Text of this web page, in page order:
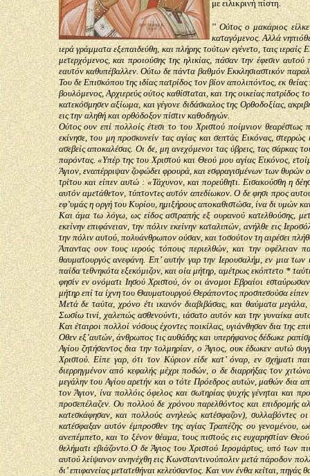
με ειλικρινή πίστη.
'' Ούτος ο μακάριος
καταγόμενος. Αλλά
ιερά γράμματα εξεπαιδεύθη, και πλήρης τούτων εγένετο, ταις
μετερχόμενος, και προιούσης της ηλικίας, πάσαν την έφεσιν
εαυτόν καθυπέβαλλεν. Ούτω δε πάντα βαθμόν Εκκλησιαστικόν
Του δε Επισκόπου της ιδίας πατρίδος τον βίον απολιπόντος, εκ
βουλόμενος, Αρχιερεύς ούτος καθίσταται, και της οικείας πατρίδος
κατεκόσμησεν αξίωμα, και γέγονε διδάσκαλος της Ορθοδοξίας,
εις την αληθή και ορθόδοξον πίστιν καθοδηγών.
Ούτος ουν επί πολλοίς έτεσι το του Χριστού ποίμνιον
εκίνησε, του μη προσκυνείν τας αγίας και σεπτάς Εικόνας,
ασεβείς αποκαλέσας. Οι δε, μη ανεχόμενοι τας ύβρεις, τας σάρκας
παρόντας. «Υπέρ της του Χριστού και Θεού μου αγίας Εικόνος,
Άγιον, εναπέρριψαν ζοφώδει φρουρά, και εσφραγισμένων των θυρών
τρίτου και είπεν αυτώ : «Τάχυνον, και πορεύθητι. Εισακούσθη η
αυτόν αμετάθετον, τύπτοντες αυτόν απεδίωκον. Ο δε φησι προς
εφ’υμάς η οργή του Κυρίου, ημιξήρους αποκαθιστώσα, ίνα δι υμών
Και άμα τω λόγω, ως είδος αστραπής εξ ουρανού κατελθούσης,
εκείνην επιφάνειαν, την πόλιν εκείνην καταλιπών, ανήλθε εις
την πόλιν αυτού, πολυάνθρωπον ούσαν, και τοσούτον τη αιρέσει
Άπαντας ουν τους ιερούς τόπους περιελθών, και την οφέλειαν
θαυματουργός ανεφάνη. Επ’ αυτήν γαρ την Ιερουσαλήμ, εν μια
παίδα τεθνηκότα εξεκόμιζον, και οία μήτηρ, αμέτρως εκόπτετο *
φησίν εν ονόματι Ιησού Χριστού, όν οι άνομοι Εβραίοι
μήτηρ επί τα ίχνη του Θαυματουργού Θεράποντος προσπεσούσα
Μετά δε ταύτα, χρόνο έτι ικανόν διαβιβάσας, και θαύματα
Σωσίω τινί, χαλεπώς ασθενούντι, ιάσατο αυτόν και την γυναίκα
Και έταιροι πολλοί νόσους έχοντες ποικίλας, υγιάνθησαν δια της
Οθεν εξ’αυτών, άνθρωπος τις αυθάδης και υπερήφανος δέδωκε
Αγίου ζητήσαντος δια την τολμηρίαν, ο Άγιος, ουκ έδωκεν αυτώ
Χριστού. Είπε γαρ, ότι τον Κύριον είδε κατ’ όναρ, εν σχήματι
διερρηγμένον από κεφαλής μέχρι ποδών, ο δε διαρρήξας τον
μεγάλην του Αγίου αρετήν και ο τότε Πρόεδρος αυτών, μαθών δια
τον Άγιον, ίνα πολλόις όφελος και σωτηρίας ψυχής γένηται και
προσεπέλαζεν. Ου πολλού δε χρόνου παρελθόντος και επιδρομής
κατεσκάφησαν, και πολλούς ανηλεώς κατέσφαζον), συλλαβόντες
κατέσφαξαν αυτόν έμπροσθεν της αγίας Τραπέζης ου
ανεπέμπετο, και το ξένον θέαμα, τους πιστούς εις ευχαρηστίαν
θελήματι εβιάζοντο.Ο δε Άγιος του Χριστού Ιερομάρτυς, υπό των
αυτού λείψανον ανηνέχθη εις Κωνσταντινούπολιν μετά πάροδον
δι’ επιφανείας μετατεθήναι κελεύσαντος. Και νυν ένθα κείται, πηγάς